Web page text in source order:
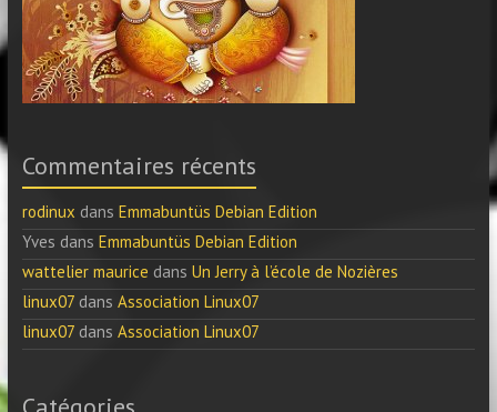
Commentaires récents
rodinux dans Emmabuntüs Debian Edition
Yves dans Emmabuntüs Debian Edition
wattelier maurice dans Un Jerry à l’école de Nozières
linux07dans Association Linux07
linux07dans Association Linux07